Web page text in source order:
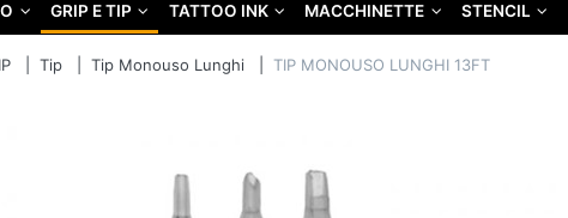
GRIP E TIP TATTOO INK MACCHINETTE STENCIL
Tip Tip Monouso Lunghi TIP MONOUSO LUNGHI 13FT